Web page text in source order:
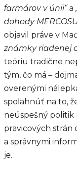
farmárov v únii“a
dohody
objavil práve v
známky riadenej
teóriu tradične
tým, čo má –
overenými
spoľahnúť na to,
neúspešný politik
pravicových
a správnymi
je.